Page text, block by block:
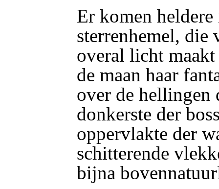
Er komen
sterrenhemel,
overal licht
de maan haar
over de hellingen
donkerste der
oppervlakte der
schitterende
bijna